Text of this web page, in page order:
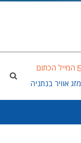
המייל הכתום
מזג אוויר בנתניה